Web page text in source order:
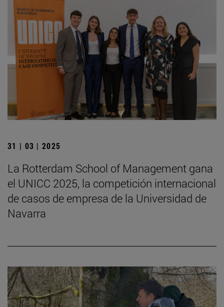
31 | 03 | 2025
La Rotterdam School of Management gana
el UNICC 2025, la competición internacional
de casos de empresa de la Universidad de
Navarra